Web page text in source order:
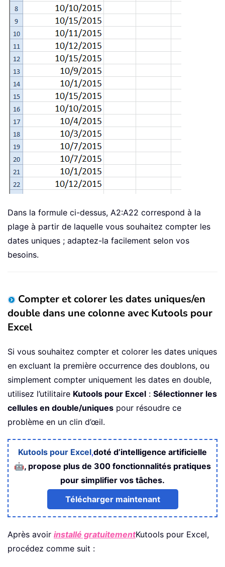
Dans la formule ci-dessus, A2:A22 correspond à la
plage à partir de laquelle vous souhaitez compter les
dates uniques ; adaptez-la facilement selon vos
besoins.
Compter et colorer les dates uniques/en
double dans une colonne avec Kutools pour
Excel
Si vous souhaitez compter et colorer les dates uniques
en excluant la première occurrence des doublons, ou
simplement compter uniquement les dates en double,
utilisez l’utilitaire Kutools pour Excel : Sélectionner les
cellules en double/uniques pour résoudre ce
problème en un clin d’œil.
Kutools pour Excel,doté d’intelligence artificielle
🤖, propose plus de 300 fonctionnalités pratiques
pour simplifier vos tâches.
Télécharger maintenant
Après avoir installé gratuitementKutools pour Excel,
procédez comme suit :